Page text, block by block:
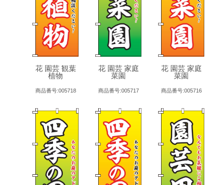
花 園芸 観葉
植物
商品番号:005718
花 園芸 家庭
菜園
商品番号:005717
花 園芸 家庭
菜園
商品番号:005716